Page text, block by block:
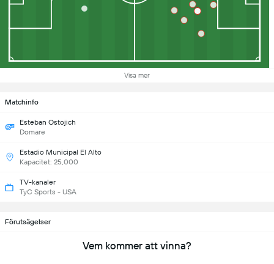
Visa mer
Matchinfo
Esteban Ostojich
Domare
Estadio Municipal El Alto
Kapacitet: 25,000
TV-kanaler
TyC Sports - USA
Förutsägelser
Vem kommer att vinna?